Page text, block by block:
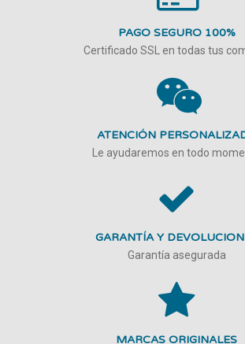
PAGO SEGURO 100%
Certificado SSL en todas tus
ATENCIÓN
Le ayudaremos en todo
GARANTÍA Y
Garantía asegurada
MARCAS ORIGINALES